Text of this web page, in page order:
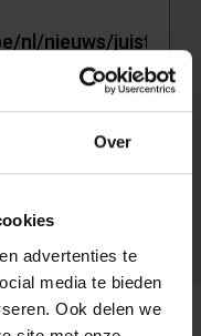
Over
advertenties te
media te bieden
Ook delen we
waar je de fout zag.